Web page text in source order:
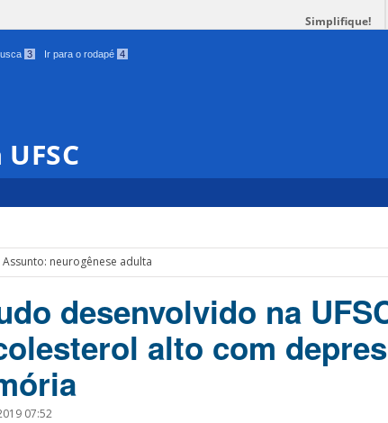
Simplifique!
3 Ir para o rodapé 4
Assunto: neurogênese adulta
desenvolvido na
alto com
07:52